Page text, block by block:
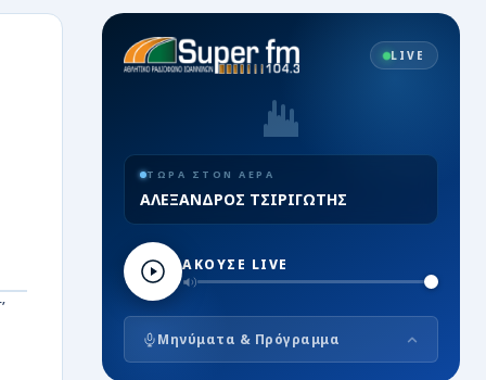
LIVE
ΤΩΡΑ ΣΤΟΝ ΑΕΡΑ
ΑΛΕΞΑΝΔΡΟΣ ΤΣΙΡΙΓΩΤΗΣ
ΑΚΟΥΣΕ LIVE
Μηνύματα & Πρόγραμμα